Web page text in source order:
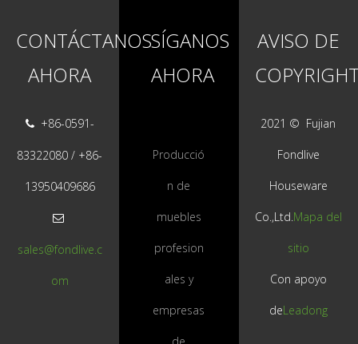
CONTÁCTANOS
AHORA
 +86-0591-
83322080 / +86-
13950409686

sales@fondlive.c
om
SÍGANOS
AHORA
Producció
n de
muebles
profesion
ales y
empresas
AVISO DE
2021 © ️ Fujian
Fondlive
Houseware
Co.,Ltd.Mapa del
sitio
Con apoyo
deLeadong